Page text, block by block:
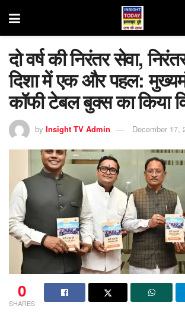
दो वर्ष की निरंतर सेवा,
दिशा में एक और पहल:
कॉफी टेबल बुक्स का किया
by Insight TV Admin December 17,
0
SHARES